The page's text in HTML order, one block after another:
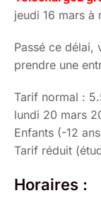
jeudi 16 mars à
Passé ce délai,
prendre une
Tarif normal :
lundi 20 mars
Enfants (-12
Tarif réduit
Horaires :